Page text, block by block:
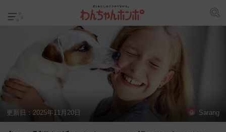
更新日： 2025年11月20日 Sarang